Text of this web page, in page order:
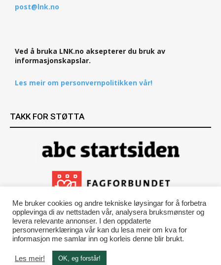
post@lnk.no
Ved å bruka LNK.no aksepterer du bruk av
informasjonskapslar.
Les meir om personvernpolitikken vår!
TAKK FOR STØTTA
Me bruker cookies og andre tekniske løysingar for å forbetra
opplevinga di av nettstaden vår, analysera bruksmønster og
levera relevante annonser. I den oppdaterte
personvernerklæringa vår kan du lesa meir om kva for
informasjon me samlar inn og korleis denne blir brukt.
Les meir! OK, eg forstår!